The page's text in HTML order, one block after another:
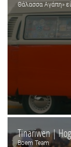
Θάλασσα Αγάπη»
Tinariwen |
Boem Team